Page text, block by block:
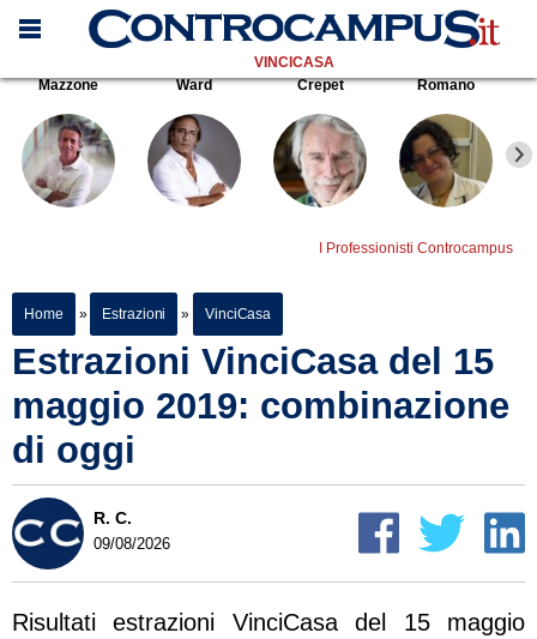
VINCICASA
Mazzone
Ward Crepet Romano
I Professionisti Controcampus
Home » Estrazioni » VinciCasa
Estrazioni VinciCasa del 15
maggio 2019: combinazione
di oggi
R. C.
09/08/2026
Risultati estrazioni VinciCasa del 15 maggio